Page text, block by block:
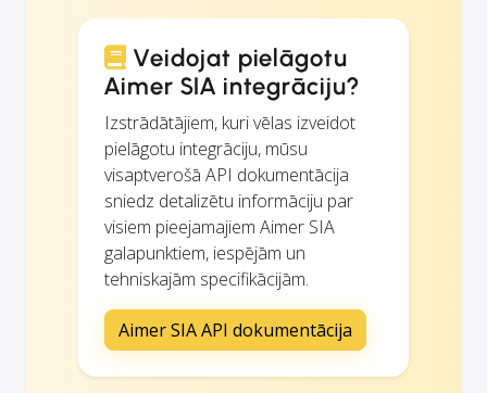
Veidojat pielāgotu
Aimer SIA integrāciju?
Izstrādātājiem, kuri vēlas izveidot
pielāgotu integrāciju, mūsu
visaptverošā API dokumentācija
sniedz detalizētu informāciju par
visiem pieejamajiem Aimer SIA
galapunktiem, iespējām un
tehniskajām specifikācijām.
Aimer SIA API dokumentācija